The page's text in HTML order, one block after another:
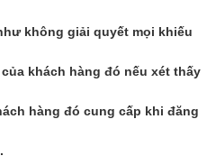
không giải quyết mọi khiếu
khách hàng đó nếu xét thấy
hàng đó cung cấp khi đăng